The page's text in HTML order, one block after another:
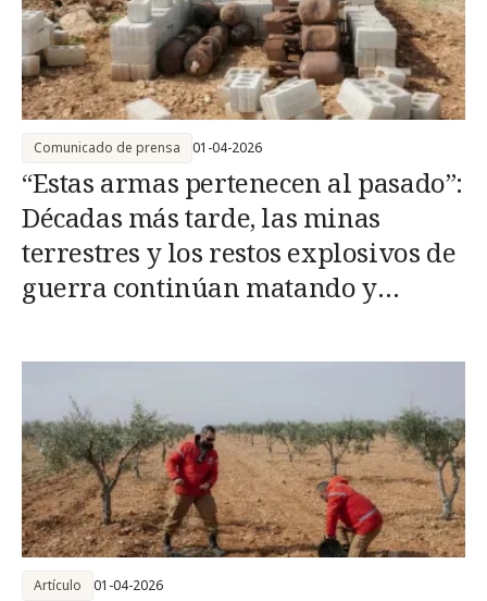
“Estas armas pertenecen al pasado”:
Décadas más tarde, las minas
terrestres y los restos explosivos de
guerra continúan matando y
Comunicado de prensa 01-04-2026
Artículo 01-04-2026